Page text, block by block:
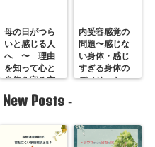
母の日がつら
いと感じる人
へ 〜 理由
を知って心と
身体を守る方
法
内受容感覚の
問題〜感じな
い身体・感じ
すぎる身体の
デメリット
New Posts -